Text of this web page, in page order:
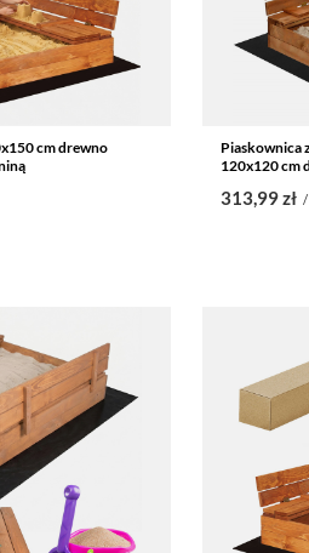
cm drewno
Piaskownica
120x120 cm
313,99 zł /